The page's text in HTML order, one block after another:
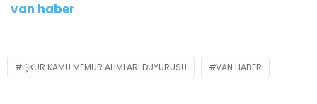
van haber
İŞKUR KAMU MEMUR ALIMLARI DUYURUSU VAN HABER